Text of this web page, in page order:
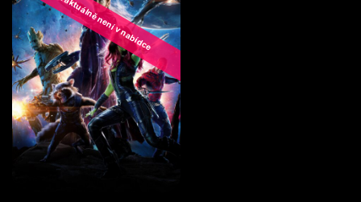
Pořad aktuálně není v nabídce